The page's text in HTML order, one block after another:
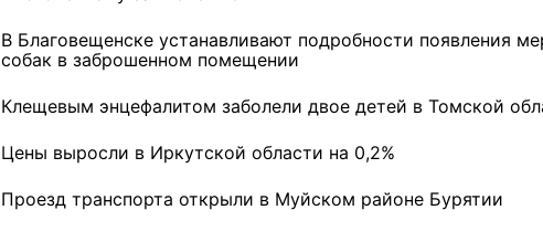
В Благовещенске устанавливают подробности появления
собак в заброшенном помещении
Клещевым энцефалитом заболели двое детей в Томской
Цены выросли в Иркутской области на 0,2%
Проезд транспорта открыли в Муйском районе Бурятии